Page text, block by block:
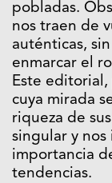
pobladas.
nos traen de
auténticas,
enmarcar el
Este
cuya mirada
riqueza de
singular y
importancia
tendencias.